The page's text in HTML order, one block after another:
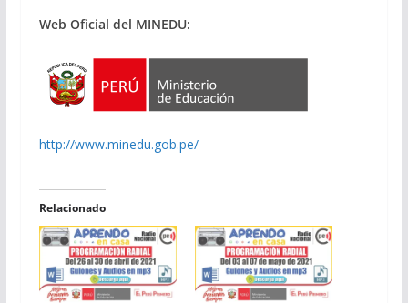
Web Oficial del MINEDU:
http://www.minedu.gob.pe/
Relacionado